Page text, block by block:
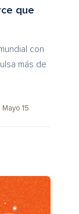
que
con
más de
Mayo 15